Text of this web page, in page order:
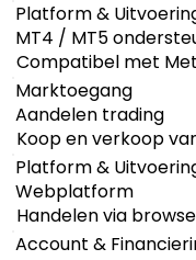
Platform &
MT4 / MT5
Compatibel met
Marktoegang
Aandelen trading
Koop en verkoop
Platform &
Webplatform
Handelen via
Account &